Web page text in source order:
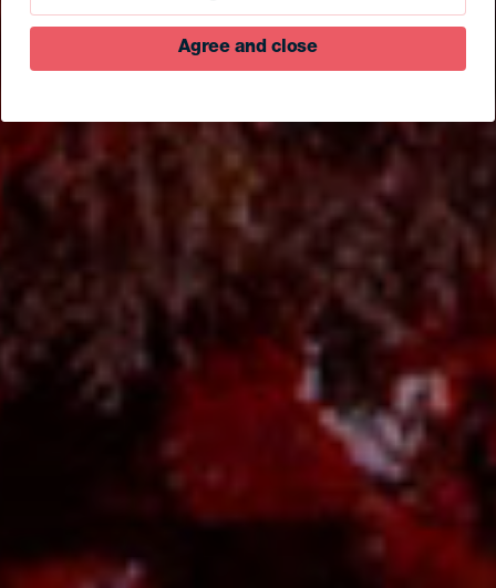
Agree and close